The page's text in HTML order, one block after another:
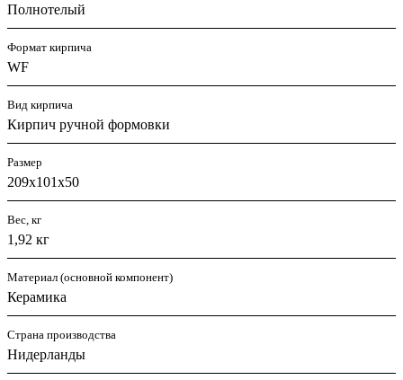
Полнотелый
Формат кирпича
WF
Вид кирпича
Кирпич ручной формовки
Размер
209х101х50
Вес, кг
1,92 кг
Материал (основной компонент)
Керамика
Страна производства
Нидерланды